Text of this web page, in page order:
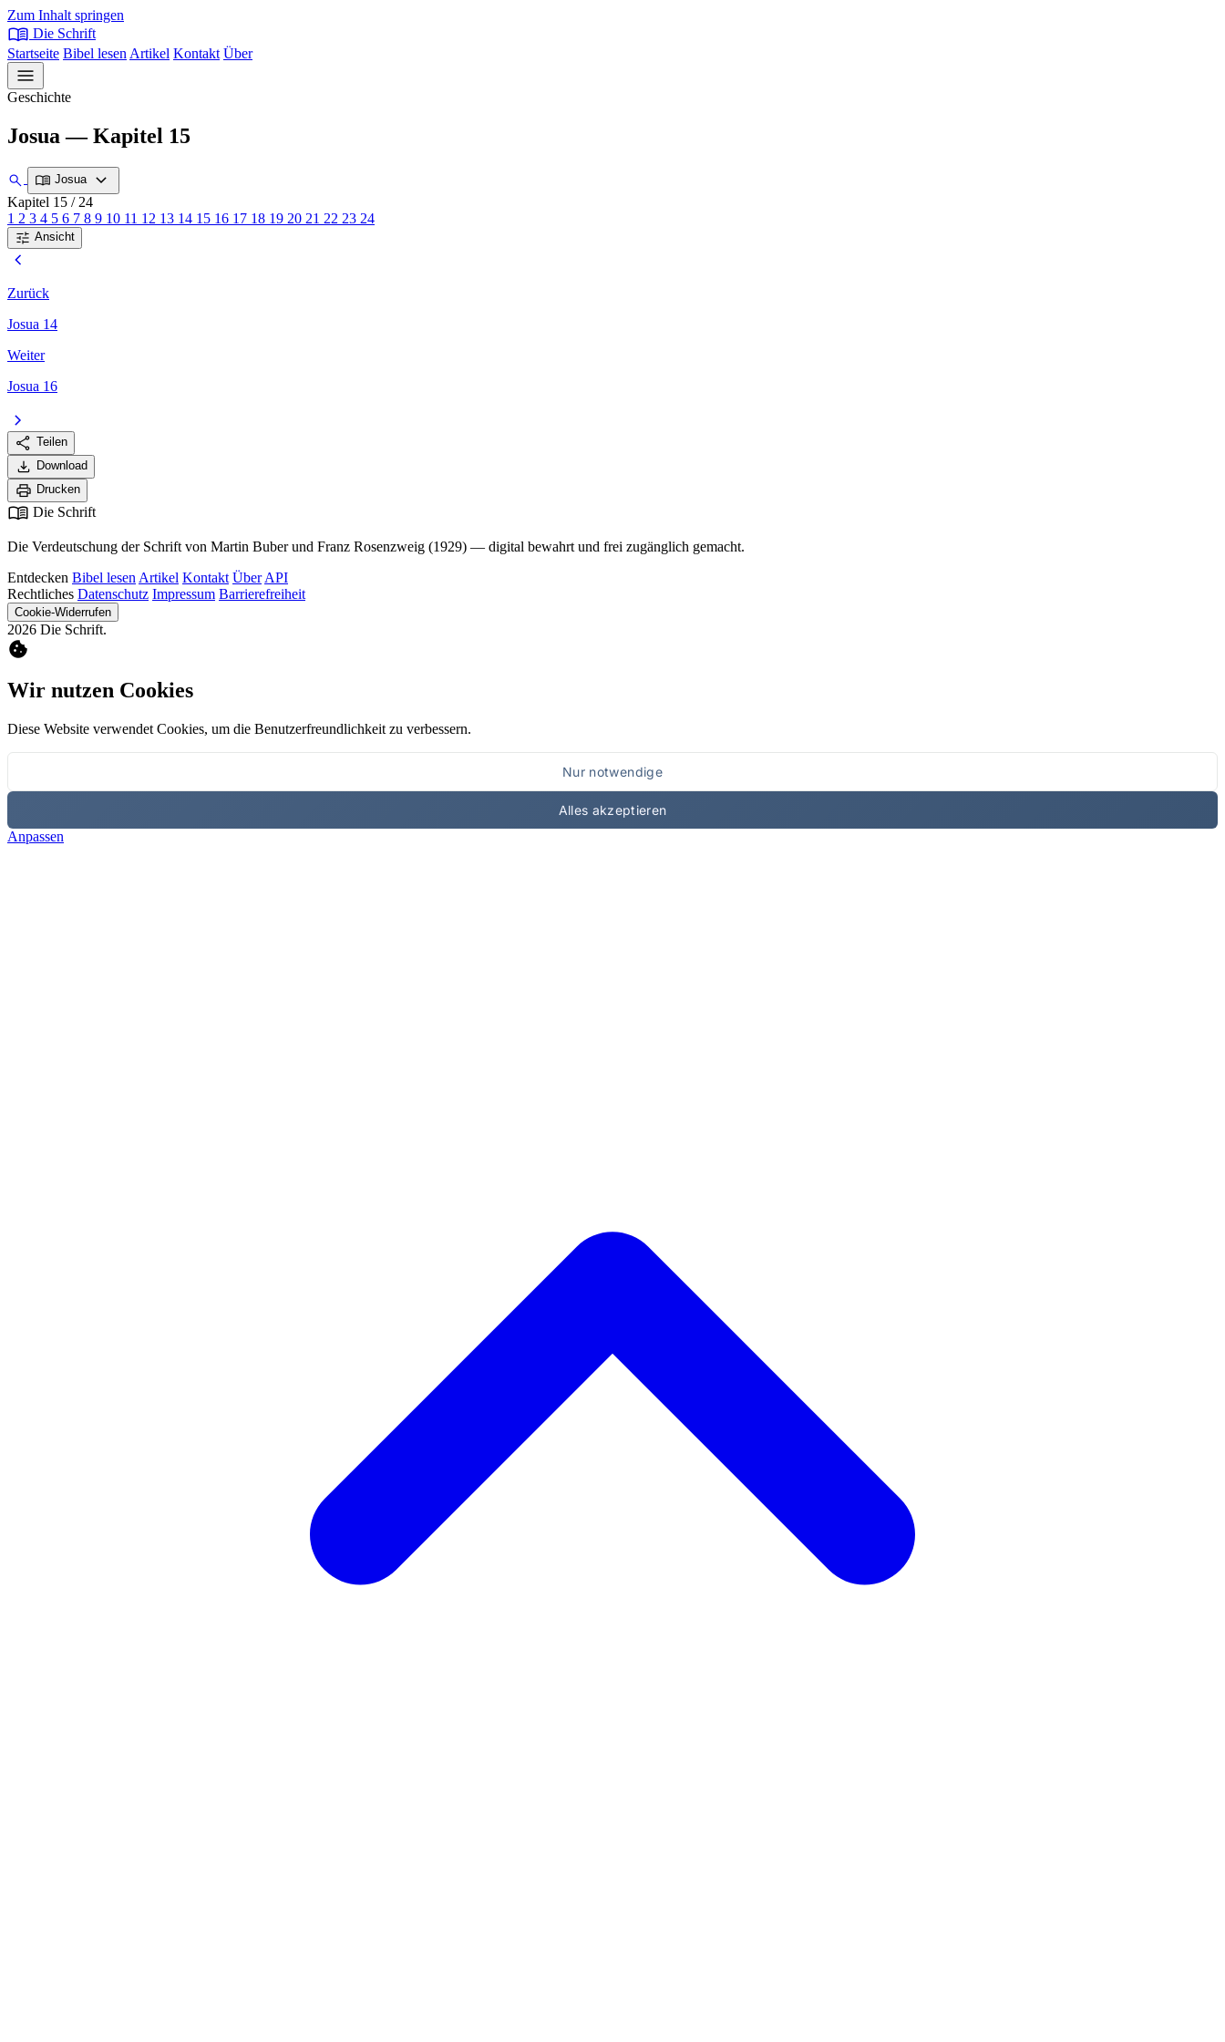
Zum Inhalt springen
menu_book Die Schrift
Startseite Bibel lesen Artikel Kontakt Über
menu
Geschichte
Josua — Kapitel 15
search menu_book Josua expand_more
Kapitel 15 / 24
1 2 3 4 5 6 7 8 9 10 11 12 13 14 15 16 17 18 19 20 21 22 23 24
tune Ansicht
chevron_left
Zurück
Josua 14
Weiter
Josua 16
chevron_right
share Teilen
download Download
print Drucken
menu_book Die Schrift
Die Verdeutschung der Schrift von Martin Buber und Franz Rosenzweig (1929) — digital bewahrt und frei zugänglich gemacht.
Entdecken Bibel lesen Artikel Kontakt Über API
Rechtliches Datenschutz Impressum Barrierefreiheit
Cookie-Widerrufen
2026 Die Schrift.
cookie
Wir nutzen Cookies
Diese Website verwendet Cookies, um die Benutzerfreundlichkeit zu verbessern.
Nur notwendige
Alles akzeptieren
Anpassen